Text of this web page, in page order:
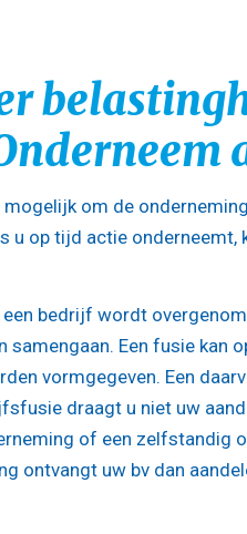
om de
u op tijd actie
bedrijf wordt
Een fusie kan
vormgegeven. Een
draagt u niet uw
of een zelfstandig
ontvangt uw bv dan